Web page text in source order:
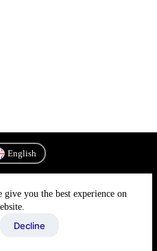
give you the best experience on
Decline
English